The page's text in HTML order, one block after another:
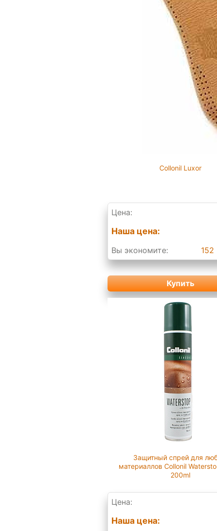
Collonil Luxor
Цена:
Наша цена:
Вы экономите: 152
Купить
Защитный спрей для
материаллов Collonil
200ml
Цена:
Наша цена: